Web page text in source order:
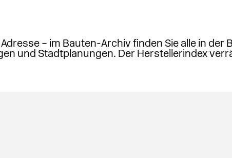
– im Bauten-Archiv finden Sie alle in der
und Stadtplanungen. Der Herstellerindex